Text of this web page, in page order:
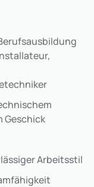
Geschick
Arbeitsstil